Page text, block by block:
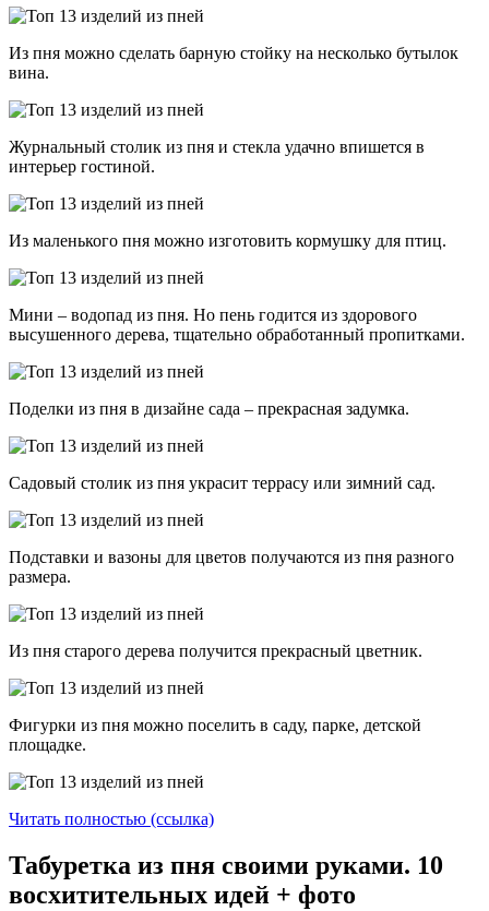
Из пня можно сделать барную стойку на несколько бутылок
вина.
Журнальный столик из пня и стекла удачно впишется в
интерьер гостиной.
Из маленького пня можно изготовить кормушку для птиц.
Мини – водопад из пня. Но пень годится из здорового
высушенного дерева, тщательно обработанный пропитками.
Поделки из пня в дизайне сада – прекрасная задумка.
Садовый столик из пня украсит террасу или зимний сад.
Подставки и вазоны для цветов получаются из пня разного
размера.
Из пня старого дерева получится прекрасный цветник.
Фигурки из пня можно поселить в саду, парке, детской
площадке.
Читать полностью (ссылка)
Табуретка из пня своими руками. 10
восхитительных идей + фото